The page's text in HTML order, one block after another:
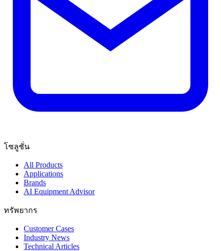
โซลูชั่น
All Products
Applications
Brands
AI Equipment Advisor
ทรัพยากร
Customer Cases
Industry News
Technical Articles